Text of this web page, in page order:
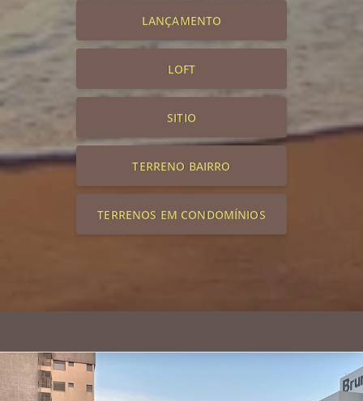
LANÇAMENTO
LOFT
SITIO
TERRENO BAIRRO
TERRENOS EM CONDOMÍNIOS